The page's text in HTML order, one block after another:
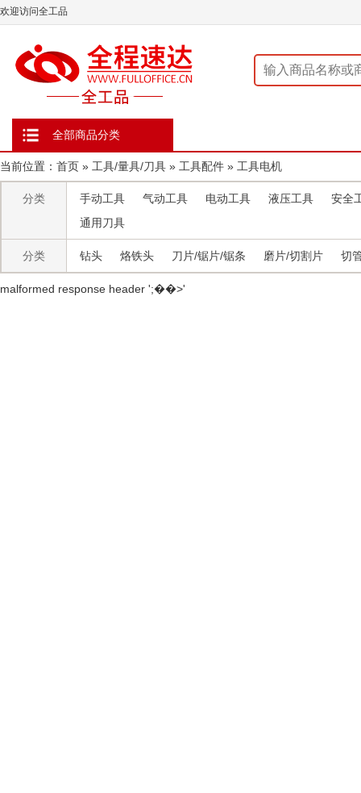
欢迎访问全工品
全部商品分类
当前位置： 首页 » 工具/量具/刀具 » 工具配件 » 工具电机
分类 手动工具 气动工具 电动工具 液压工具
安全
通用刀具
分类 钻头 烙铁头 刀片/锯片/锯条 磨片/切割片 切
malformed response header ' ;��>'